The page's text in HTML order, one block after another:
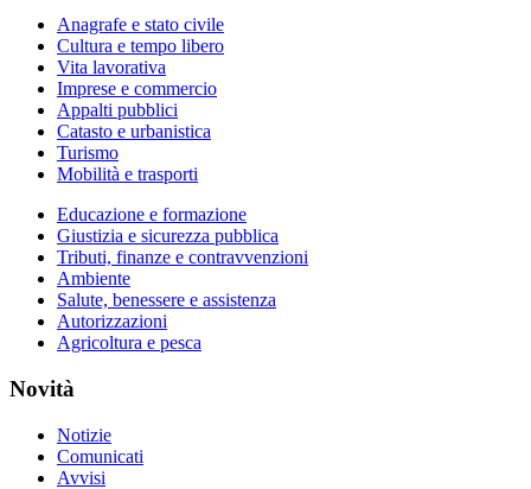
Anagrafe e stato civile
Cultura e tempo libero
Vita lavorativa
Imprese e commercio
Appalti pubblici
Catasto e urbanistica
Turismo
Mobilità e trasporti
Educazione e formazione
Giustizia e sicurezza pubblica
Tributi, finanze e contravvenzioni
Ambiente
Salute, benessere e assistenza
Autorizzazioni
Agricoltura e pesca
Novità
Notizie
Comunicati
Avvisi